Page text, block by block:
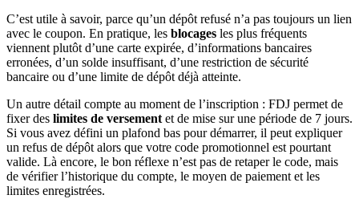
C’est utile à savoir, parce qu’un dépôt refusé n’a pas toujours un lien
avec le coupon. En pratique, les blocages les plus fréquents
viennent plutôt d’une carte expirée, d’informations bancaires
erronées, d’un solde insuffisant, d’une restriction de sécurité
bancaire ou d’une limite de dépôt déjà atteinte.
Un autre détail compte au moment de l’inscription : FDJ permet de
fixer des limites de versement et de mise sur une période de 7 jours.
Si vous avez défini un plafond bas pour démarrer, il peut expliquer
un refus de dépôt alors que votre code promotionnel est pourtant
valide. Là encore, le bon réflexe n’est pas de retaper le code, mais
de vérifier l’historique du compte, le moyen de paiement et les
limites enregistrées.